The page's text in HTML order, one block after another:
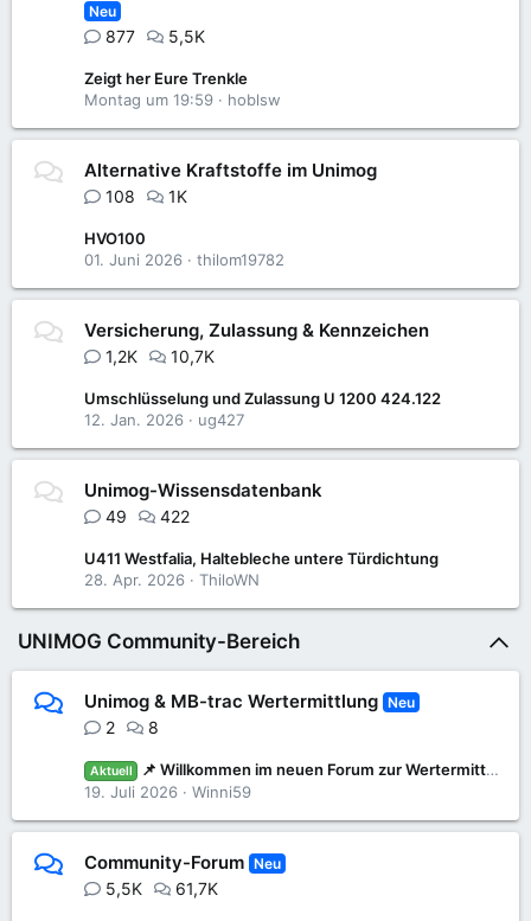
Neu
877 5,5K
Zeigt her Eure Trenkle
Montag um 19:59
hoblsw
Alternative Kraftstoffe im Unimog
108 1K
HVO100
01. Juni 2026
thilom19782
Versicherung, Zulassung & Kennzeichen
1,2K 10,7K
Umschlüsselung und Zulassung U 1200 424.122
12. Jan. 2026
ug427
Unimog-Wissensdatenbank
49 422
U411 Westfalia, Haltebleche untere Türdichtung
28. Apr. 2026
ThiloWN
UNIMOG Community-Bereich
Unimog & MB-trac Wertermittlung Neu
2 8
Aktuell
📌 Willkommen im neuen Forum zur Wertermittlung: Was ist mein Unimog oder MB-trac wert?
19. Juli 2026
Winni59
Community-Forum Neu
5,5K 61,7K